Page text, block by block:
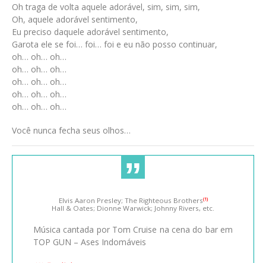
Oh traga de volta aquele adorável, sim, sim, sim,
Oh, aquele adorável sentimento,
Eu preciso daquele adorável sentimento,
Garota ele se foi… foi… foi e eu não posso continuar,
oh… oh… oh…
oh… oh… oh…
oh… oh… oh…
oh… oh… oh…
oh… oh… oh…
Você nunca fecha seus olhos…
Elvis Aaron Presley; The Righteous Brothers(1)
Hall & Oates; Dionne Warwick; Johnny Rivers, etc.
Música cantada por Tom Cruise na cena do bar em
TOP GUN – Ases Indomáveis